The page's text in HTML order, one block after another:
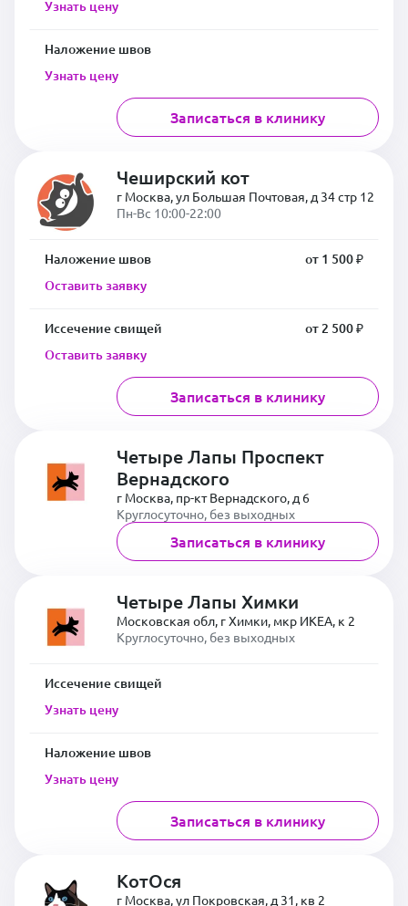
Узнать цену
Наложение швов
Узнать цену
Записаться в клинику
Чеширский кот
г Москва, ул Большая Почтовая, д 34 стр 12
Пн-Вс 10:00-22:00
Наложение швов
от 1 500 ₽
Оставить заявку
Иссечение свищей
от 2 500 ₽
Оставить заявку
Записаться в клинику
Четыре Лапы Проспект
Вернадского
г Москва, пр-кт Вернадского, д 6
Круглосуточно, без выходных
Записаться в клинику
Четыре Лапы Химки
Московская обл, г Химки, мкр ИКЕА, к 2
Круглосуточно, без выходных
Иссечение свищей
Узнать цену
Наложение швов
Узнать цену
Записаться в клинику
КотОся
г Москва, ул Покровская, д 31, кв 2